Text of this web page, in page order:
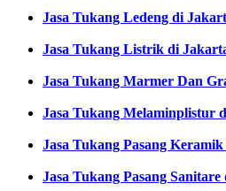
Jasa Tukang Ledeng di
Jasa Tukang Listrik di
Jasa Tukang Marmer Dan
Jasa Tukang Melaminplistur
Jasa Tukang Pasang
Jasa Tukang Pasang